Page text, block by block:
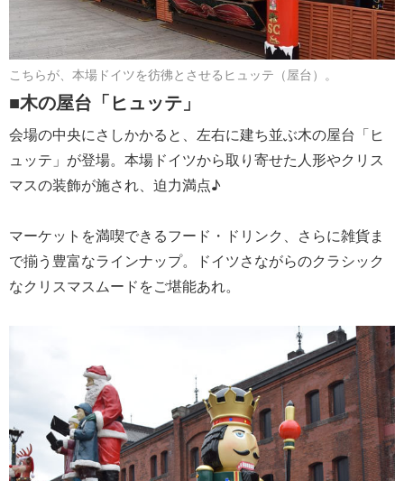
こちらが、本場ドイツを彷彿とさせるヒュッテ（屋台）。
■木の屋台「ヒュッテ」
会場の中央にさしかかると、左右に建ち並ぶ木の屋台「ヒ
ュッテ」が登場。本場ドイツから取り寄せた人形やクリス
マスの装飾が施され、迫力満点♪
マーケットを満喫できるフード・ドリンク、さらに雑貨ま
で揃う豊富なラインナップ。ドイツさながらのクラシック
なクリスマスムードをご堪能あれ。